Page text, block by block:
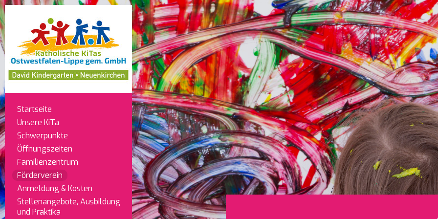
Startseite
Unsere KiTa
Schwerpunkte
Öffnungszeiten
Familienzentrum
Förderverein
Anmeldung & Kosten
Stellenangebote, Ausbildung
und Praktika